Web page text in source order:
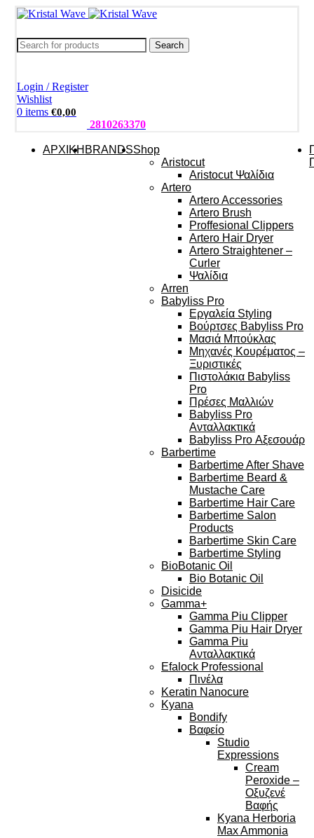
Search
Login / Register
Wishlist
0 items €0,00
2810263370
ΑΡΧΙΚΗ BRANDSShop
Aristocut
Aristocut Ψαλίδια
Artero
Artero Accessories
Artero Brush
Proffesional Clippers
Artero Hair Dryer
Artero Straightener –
Curler
Ψαλίδια
Arren
Babyliss Pro
Εργαλεία Styling
Βούρτσες Babyliss Pro
Μασιά Μπούκλας
Μηχανές Κουρέματος –
Ξυριστικές
Πιστολάκια Babyliss
Pro
Πρέσες Μαλλιών
Babyliss Pro
Ανταλλακτικά
Babyliss Pro Αξεσουάρ
Barbertime
Barbertime After Shave
Barbertime Beard &
Mustache Care
Barbertime Hair Care
Barbertime Salon
Products
Barbertime Skin Care
Barbertime Styling
BioBotanic Oil
Bio Botanic Oil
Disicide
Gamma+
Gamma Piu Clipper
Gamma Piu Hair Dryer
Gamma Piu
Ανταλλακτικά
Efalock Professional
Πινέλα
Keratin Nanocure
Kyana
Bondify
Βαφείο
Studio
Expressions
Cream
Peroxide –
Οξυζενέ
Βαφής
Kyana Herboria
Max Ammonia